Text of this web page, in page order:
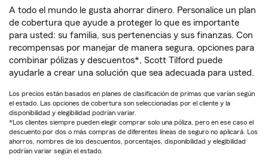
A todo el mundo le gusta ahorrar dinero. Personalice un plan
de cobertura que ayude a proteger lo que es importante
para usted: su familia, sus pertenencias y sus finanzas. Con
recompensas por manejar de manera segura, opciones para
combinar pólizas y descuentos*, Scott Tilford puede
ayudarle a crear una solución que sea adecuada para usted.
Los precios están basados en planes de clasificación de primas que varían según
el estado. Las opciones de cobertura son seleccionadas por el cliente y la
disponibilidad y elegibilidad podrían variar.
*Los clientes siempre pueden elegir comprar solo una póliza, pero en ese caso el
descuento por dos o más compras de diferentes líneas de seguro no aplicará. Los
ahorros, nombres de los descuentos, porcentajes, disponibilidad y elegibilidad
podrían variar según el estado.